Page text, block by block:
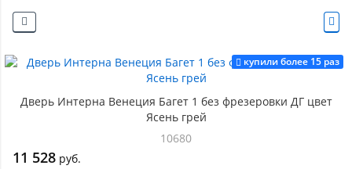
купили более 15 раз
Дверь Интерна Венеция Багет 1 без фрезеровки ДГ цвет
Ясень грей
10680
11 528 руб.